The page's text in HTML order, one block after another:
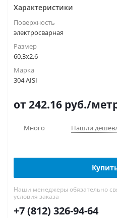
Характеристики
Поверхность
электросварная
Размер
60,3х2,6
Марка
304 AISI
от 242.16 руб./
Много Нашли
Наши менеджеры обязательно
условия заказа
+7 (812) 326-94-64